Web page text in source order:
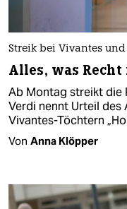
Streik bei Vivantes
Alles, was Recht
Ab Montag streikt die
Verdi nennt Urteil
Vivantes-Töchtern
Von Anna Klöpper